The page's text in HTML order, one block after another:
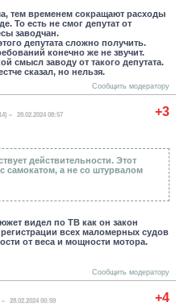
тем временем сокращают расходы
То есть не смог депутат от
заводчан.
депутата сложно получить.
конечно же не звучит.
смысл заводу от такого депутата.
сказал, но нельзя.
Сообщить модератору
+3
28.02.2024 08:57
действительности. Этот
самокатом, а не со штурвалом
видел по ТВ как он закон
всех маломерных судов
от веса и мощности мотора.
Сообщить модератору
+4
28.02.2024 00:59